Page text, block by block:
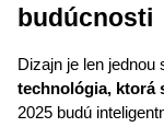
budúcnosti
Dizajn je len jednou
technológia, ktorá
2025 budú